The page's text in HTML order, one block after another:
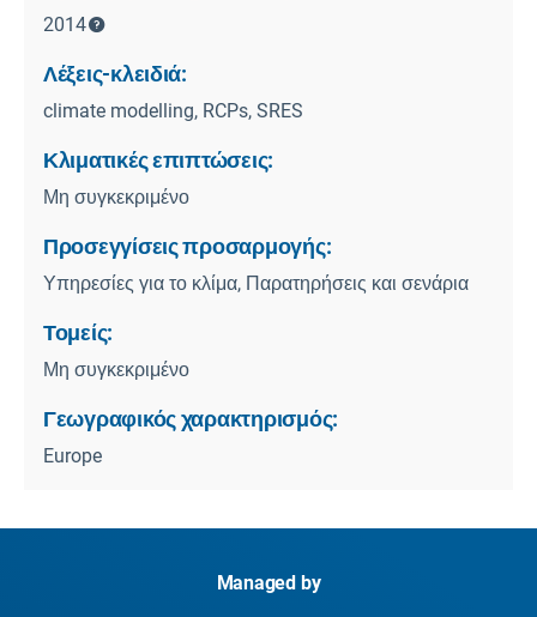
2014
Λέξεις-κλειδιά:
climate modelling, RCPs, SRES
Κλιματικές επιπτώσεις:
Μη συγκεκριμένο
Προσεγγίσεις προσαρμογής:
Υπηρεσίες για το κλίμα, Παρατηρήσεις και σενάρια
Τομείς:
Μη συγκεκριμένο
Γεωγραφικός χαρακτηρισμός:
Europe
Managed by